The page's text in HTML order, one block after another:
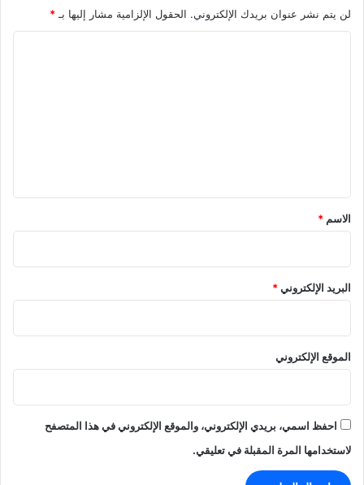
لن يتم نشر عنوان بريدك الإلكتروني. الحقول الإلزامية مشار إليها بـ *
*
الاسم *
البريد الإلكتروني*
الموقع الإلكتروني
احفظ اسمي، بريدي الإلكتروني، والموقع الإلكتروني في هذا المتصفح
لاستخدامها المرة المقبلة في تعليقي.